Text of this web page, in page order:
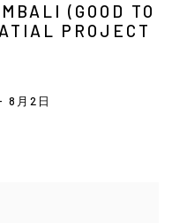
(GOOD TO
PROJECT
8月2日